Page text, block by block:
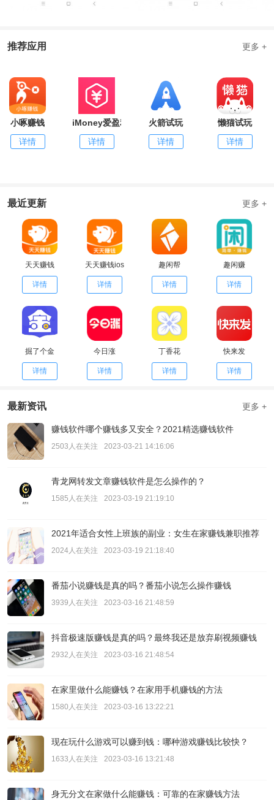
推荐应用 更多 +
小啄赚钱
详情
iMoney爱盈利
详情
火箭试玩
详情
懒猫试玩
详情
最近更新 更多 +
天天赚钱
详情
天天赚钱ios
详情
趣闲帮
详情
趣闲赚
详情
掘了个金
详情
今日涨
详情
丁香花
详情
快来发
详情
最新资讯 更多 +
赚钱软件哪个赚钱多又安全？2021精选赚钱软件
2503人在关注 2023-03-21 14:16:06
青龙网转发文章赚钱软件是怎么操作的？
1585人在关注 2023-03-19 21:19:10
2021年适合女性上班族的副业：女生在家赚钱兼职推荐
2024人在关注 2023-03-19 21:18:40
番茄小说赚钱是真的吗？番茄小说怎么操作赚钱
3939人在关注 2023-03-16 21:48:59
抖音极速版赚钱是真的吗？最终我还是放弃刷视频赚钱
2932人在关注 2023-03-16 21:48:54
在家里做什么能赚钱？在家用手机赚钱的方法
1580人在关注 2023-03-16 13:22:21
现在玩什么游戏可以赚到钱：哪种游戏赚钱比较快？
1633人在关注 2023-03-16 13:21:48
身无分文在家做什么能赚钱：可靠的在家赚钱方法